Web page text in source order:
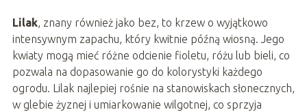
Lilak, znany również jako bez, to krzew o wyjątkowo
intensywnym zapachu, który kwitnie późną wiosną. Jego
kwiaty mogą mieć różne odcienie fioletu, różu lub bieli, co
pozwala na dopasowanie go do kolorystyki każdego
ogrodu. Lilak najlepiej rośnie na stanowiskach słonecznych,
w glebie żyznej i umiarkowanie wilgotnej, co sprzyja